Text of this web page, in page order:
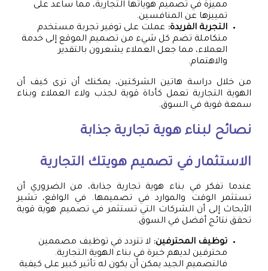
مميزة في تصميم هوياتها التجارية، مما ساعد على
تمييزها عن المنافسين.
التجربة الفريدة: عملت على توفير تجربة مستخدم
متكاملة تضم كل شيء من تصميم الموقع إلى خدمة
العملاء، مما جعل العملاء يشعرون بالتقدير
والاهتمام.
من خلال دراسة هاتين الشركتين، يمكنك أن ترى كيف أن
الهوية التجارية تعمل كأداة قوية لجذب ولاء العملاء وبناء
سمعة قوية في السوق.
نصائح لبناء هوية تجارية جذابة
الاستثمار في تصميم هويتك التجارية
عندما تفكر في بناء هوية تجارية جذابة، من الضروري أن
تستثمر الوقت والموارد في تصميمها. في الواقع، تشير
الأبحاث إلى أن الشركات التي تستثمر في تصميم هوية قوية
تحقق نتائج أفضل في السوق.
توظيف المحترفين: لا تتردد في توظيف مصممين
محترفين لديهم خبرة في بناء الهوية التجارية.
فالتصميم الجيد يمكن أن يكون له تأثير كبير على كيفية